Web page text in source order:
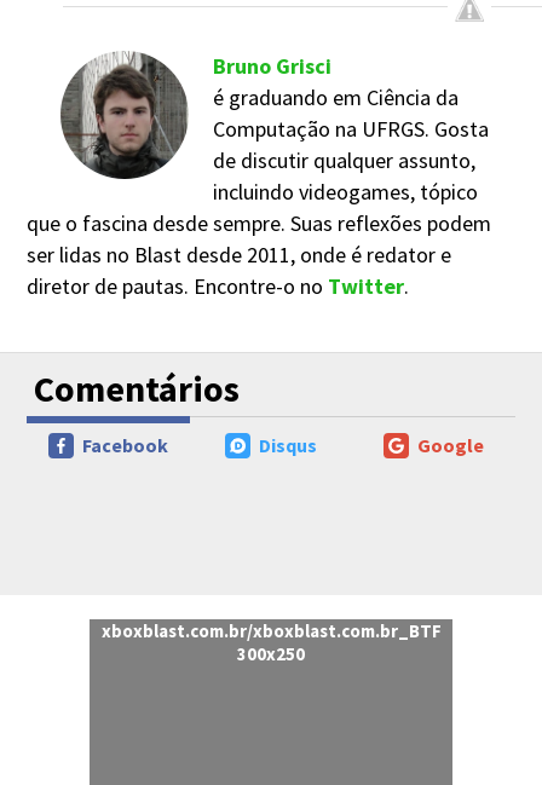
Bruno Grisci
é graduando em Ciência da
Computação na UFRGS. Gosta
de discutir qualquer assunto,
incluindo videogames, tópico
que o fascina desde sempre. Suas reflexões podem
ser lidas no Blast desde 2011, onde é redator e
diretor de pautas. Encontre-o no Twitter.
Comentários
Google
Disqus
Facebook
xboxblast.com.br/xboxblast.com.br_BTF
300x250